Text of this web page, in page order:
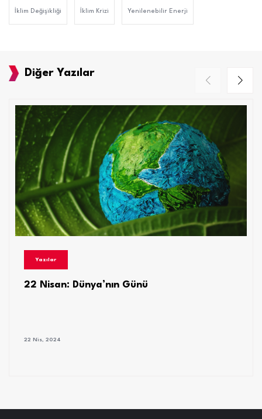
İklim Değişikliği İklim Krizi Yenilenebilir Enerji
Diğer Yazılar
Yazılar
22 Nisan: Dünya’nın Günü
22 Nis, 2024